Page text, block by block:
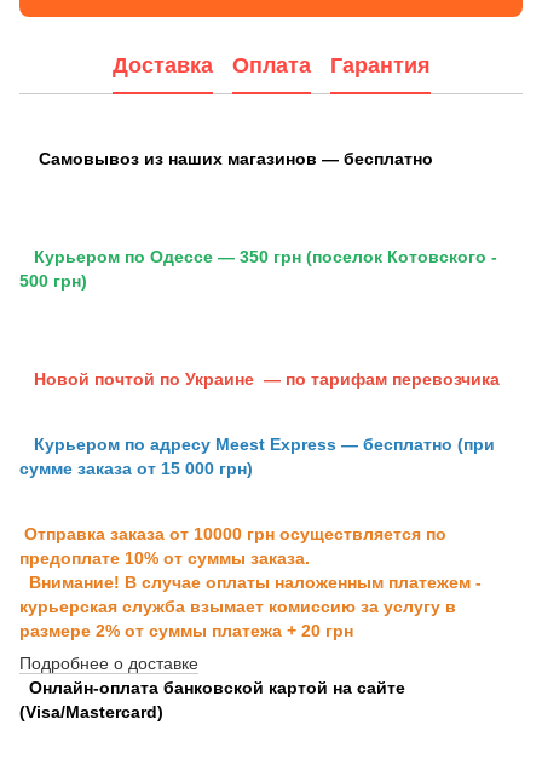
Доставка Оплата Гарантия
Самовывоз из наших магазинов — бесплатно
Курьером по Одессе — 350 грн (поселок Котовского -
500 грн)
Новой почтой по Украине — по тарифам перевозчика
Курьером по адресу Meest Express — бесплатно (при
сумме заказа от 15 000 грн)
Отправка заказа от 10000 грн осуществляется по
предоплате 10% от суммы заказа.
Внимание! В случае оплаты наложенным платежем -
курьерская служба взымает комиссию за услугу в
размере 2% от суммы платежа + 20 грн
Подробнее о доставке
Онлайн-оплата банковской картой на сайте
(Visa/Mastercard)